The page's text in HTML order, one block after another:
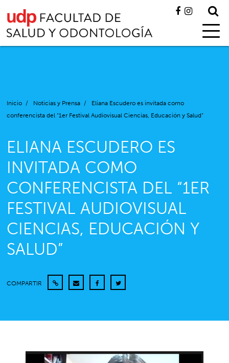
Inicio / Noticias y Prensa /
Eliana Escudero es invitada como
conferencista del “1er Festival Audiovisual Ciencias, Educación y Salud”
ELIANA ESCUDERO ES
INVITADA COMO
CONFERENCISTA DEL “1ER
FESTIVAL AUDIOVISUAL
CIENCIAS, EDUCACIÓN Y
SALUD”
COMPARTIR